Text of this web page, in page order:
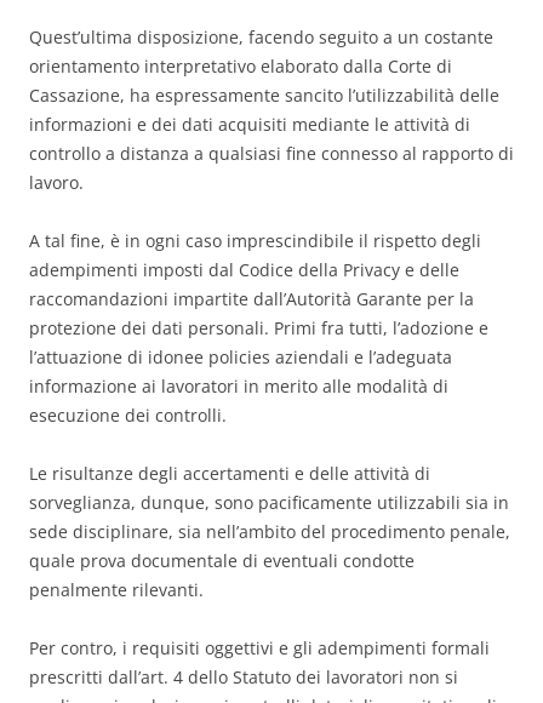
Quest’ultima disposizione, facendo seguito a un costante
orientamento interpretativo elaborato dalla Corte di
Cassazione, ha espressamente sancito l’utilizzabilità delle
informazioni e dei dati acquisiti mediante le attività di
controllo a distanza a qualsiasi fine connesso al rapporto di
lavoro.
A tal fine, è in ogni caso imprescindibile il rispetto degli
adempimenti imposti dal Codice della Privacy e delle
raccomandazioni impartite dall’Autorità Garante per la
protezione dei dati personali. Primi fra tutti, l’adozione e
l’attuazione di idonee policies aziendali e l’adeguata
informazione ai lavoratori in merito alle modalità di
esecuzione dei controlli.
Le risultanze degli accertamenti e delle attività di
sorveglianza, dunque, sono pacificamente utilizzabili sia in
sede disciplinare, sia nell’ambito del procedimento penale,
quale prova documentale di eventuali condotte
penalmente rilevanti.
Per contro, i requisiti oggettivi e gli adempimenti formali
prescritti dall’art. 4 dello Statuto dei lavoratori non si